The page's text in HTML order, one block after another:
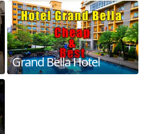
Grand Bella Hotel